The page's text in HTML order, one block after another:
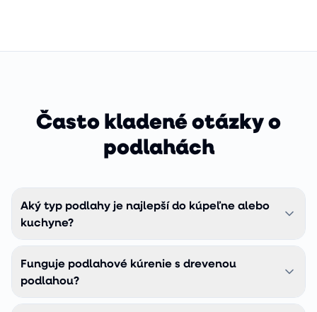
Často kladené otázky o
podlahách
Aký typ podlahy je najlepší do kúpeľne alebo
kuchyne?
Kompozitná vinylová podlaha COREtec. Je 100 %
vodoodolná, znesie zaplavenie aj dlhodobú vlhkosť, a
zároveň vyzerá ako pravé drevo. Klasické drevo aj
Funguje podlahové kúrenie s drevenou
podlahou?
Áno, ale s obmedzeniami. Tenšie (10–13 mm) drevené